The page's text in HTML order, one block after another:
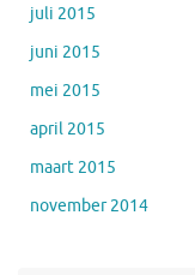
juli 2015
juni 2015
mei 2015
april 2015
maart 2015
november 2014